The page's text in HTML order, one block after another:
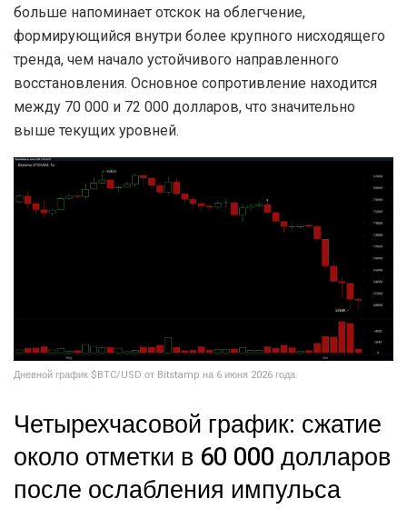
больше напоминает отскок на облегчение,
формирующийся внутри более крупного нисходящего
тренда, чем начало устойчивого направленного
восстановления. Основное сопротивление находится
между 70 000 и 72 000 долларов, что значительно
выше текущих уровней.
Дневной график $BTC/USD от Bitstamp на 6 июня 2026 года.
Четырехчасовой график: сжатие
около отметки в 60 000 долларов
после ослабления импульса